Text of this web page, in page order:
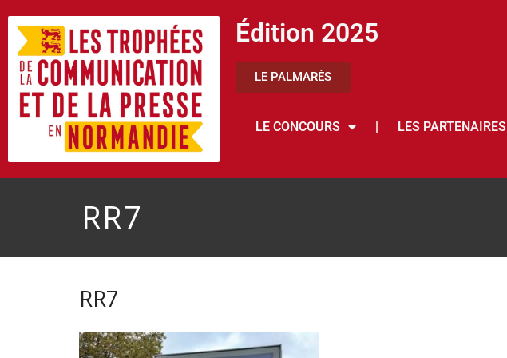
Édition 2025
LE PALMARÈS
LE CONCOURS LES PARTENAIRES
RR7
RR7